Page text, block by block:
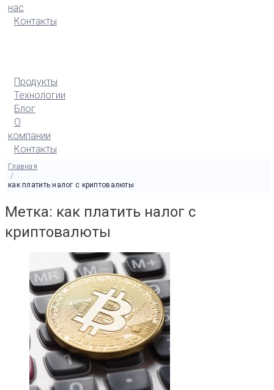
нас
Контакты
Продукты
Технологии
Блог
О
компании
Контакты
Главная
/
как платить налог с криптовалюты
Метка: как платить налог с
криптовалюты